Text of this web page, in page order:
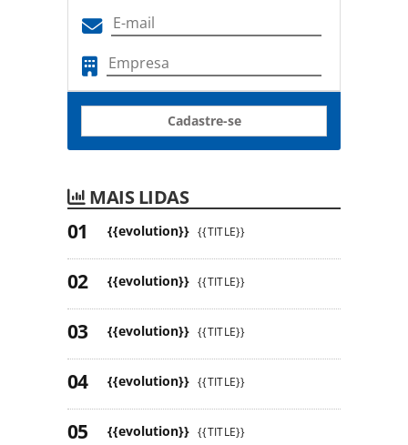
Cadastre-se
MAIS LIDAS
{{evolution}} {{TITLE}}
{{evolution}} {{TITLE}}
{{evolution}} {{TITLE}}
{{evolution}} {{TITLE}}
{{evolution}} {{TITLE}}